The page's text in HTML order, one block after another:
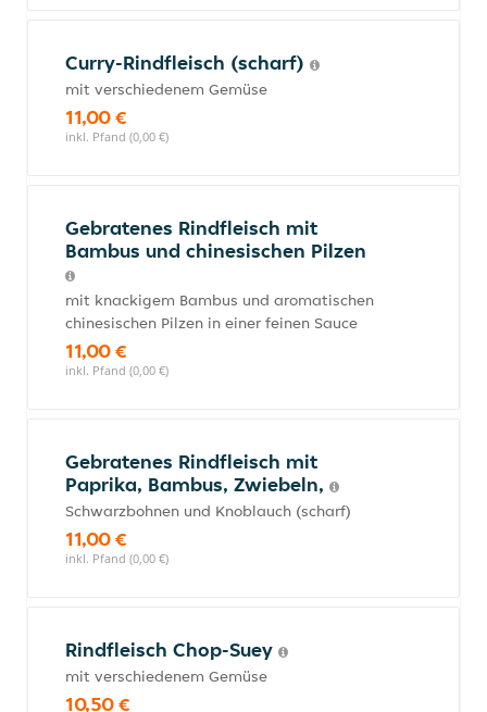
Curry-Rindfleisch (scharf)
mit verschiedenem Gemüse
11,00 €
inkl. Pfand (0,00 €)
Gebratenes Rindfleisch mit
Bambus und chinesischen Pilzen
mit knackigem Bambus und aromatischen
chinesischen Pilzen in einer feinen Sauce
11,00 €
inkl. Pfand (0,00 €)
Gebratenes Rindfleisch mit
Paprika, Bambus, Zwiebeln,
Schwarzbohnen und Knoblauch (scharf)
11,00 €
inkl. Pfand (0,00 €)
Rindfleisch Chop-Suey
mit verschiedenem Gemüse
10,50 €